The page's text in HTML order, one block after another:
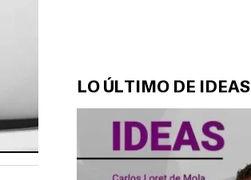
LO ÚLTIMO DE IDEAS